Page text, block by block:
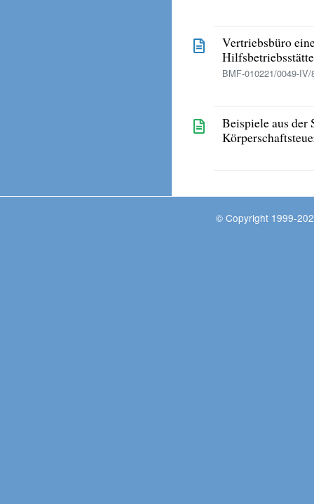
Vertriebsbüro
Hilfsbetriebsstätte
BMF-010221/0049-
Beispiele aus der
© Copyright 1999-